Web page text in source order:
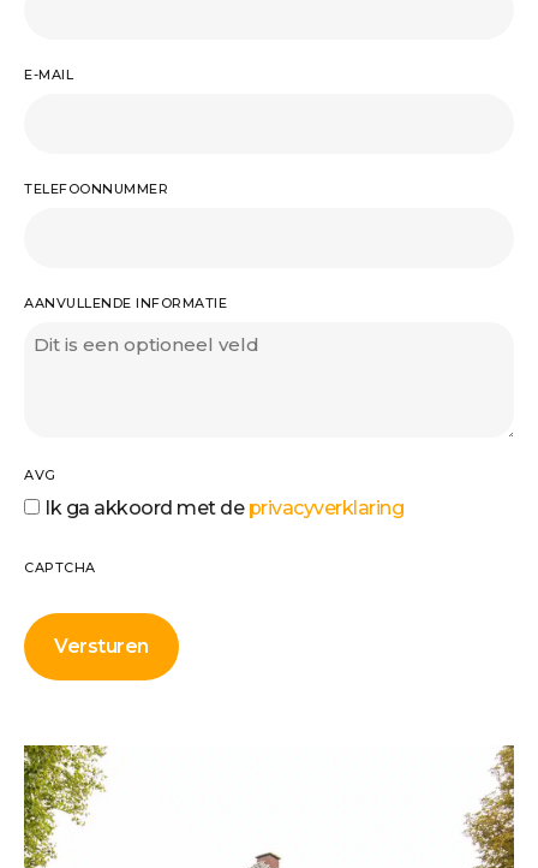
E-MAIL
TELEFOONNUMMER
AANVULLENDE INFORMATIE
AVG
Ik ga akkoord met de privacyverklaring
CAPTCHA